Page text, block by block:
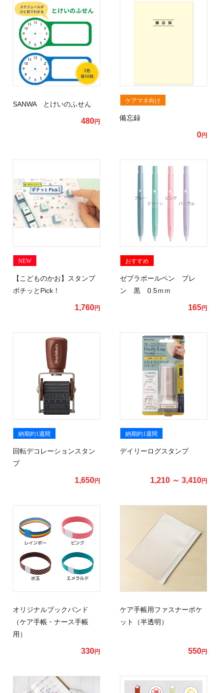
SANWA とけいのふせん
480円
ケアマネ向け
備忘録
0円
NEW
【こどものかお】スタンプ
ポチッとPick！
1,760円
おすすめ
ゼブラボールペン ブレ
ン 黒 0.5ｍｍ
165円
納期約1週間
回転デコレーションスタン
プ
1,650円
納期約1週間
デイリーログスタンプ
1,210 ～ 3,410円
オリジナルブックバンド
（ケア手帳・ナース手帳
用）
330円
ケア手帳用ファスナーポケ
ット（半透明）
550円